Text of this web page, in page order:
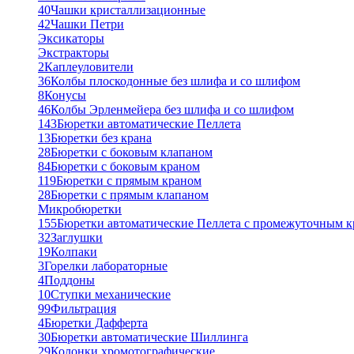
40Чашки кристаллизационные
42Чашки Петри
Эксикаторы
Экстракторы
2Каплеуловители
36Колбы плоскодонные без шлифа и со шлифом
8Конусы
46Колбы Эрленмейера без шлифа и со шлифом
143Бюретки автоматические Пеллета
13Бюретки без крана
28Бюретки с боковым клапаном
84Бюретки с боковым краном
119Бюретки с прямым краном
28Бюретки с прямым клапаном
Микробюретки
155Бюретки автоматические Пеллета с промежуточным
32Заглушки
19Колпаки
3Горелки лабораторные
4Поддоны
10Ступки механические
99Фильтрация
4Бюретки Дафферта
30Бюретки автоматические Шиллинга
29Колонки хромотографические